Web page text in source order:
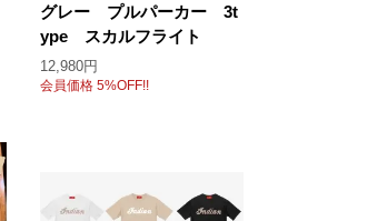
グレー プルパーカー 3t
ype スカルフライト
12,980円
会員価格 5%OFF!!